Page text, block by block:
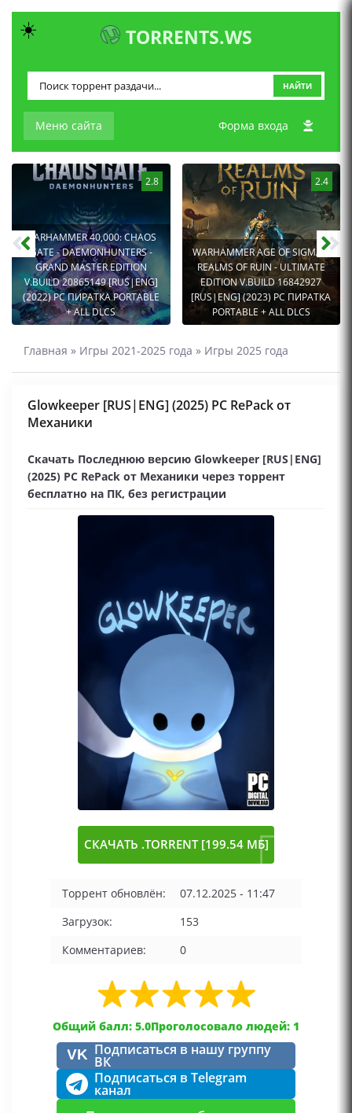
TORRENTS.WS
Меню сайта
НАЙТИ
Форма входа
2.8
WARHAMMER 40,000: CHAOS
GATE - DAEMONHUNTERS -
GRAND MASTER EDITION
V.BUILD 20865149 [RUS|ENG]
(2022) PC ПИРАТКА PORTABLE
+ ALL DLCS
2.4
WARHAMMER AGE OF SIGMAR:
REALMS OF RUIN - ULTIMATE
EDITION V.BUILD 16842927
[RUS|ENG] (2023) PC ПИРАТКА
PORTABLE + ALL DLCS
Главная » Игры 2021-2025 года » Игры 2025 года
Glowkeeper [RUS|ENG] (2025) PC RePack от
Механики
Скачать Последнюю версию Glowkeeper [RUS|ENG]
(2025) PC RePack от Механики через торрент
бесплатно на ПК, без регистрации
СКАЧАТЬ .TORRENT [199.54 МБ]
Торрент обновлён:
07.12.2025 - 11:47
Загрузок:
153
Комментариев:
0
Общий балл: 5.0Проголосовало людей: 1
VK Подписаться в нашу группу
ВК
Подписаться в Telegram
канал
☀️